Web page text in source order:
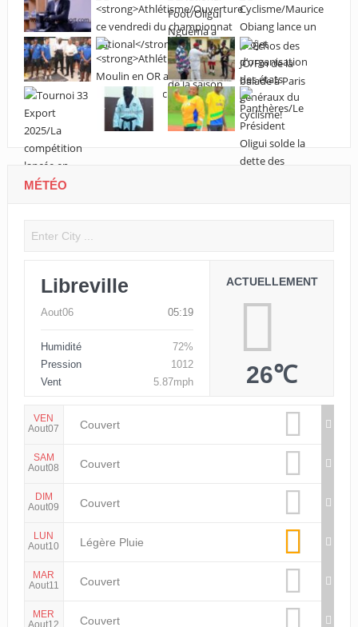
MÉTÉO
Libreville
Aout06 05:19
Humidité
72%
Pression
1012
Vent
5.87mph
ACTUELLEMENT
26℃
VEN
Aout07
Couvert
SAM
Aout08
Couvert
DIM
Aout09
Couvert
LUN
Aout10
Légère Pluie
MAR
Aout11
Couvert
MER
Aout12
Couvert